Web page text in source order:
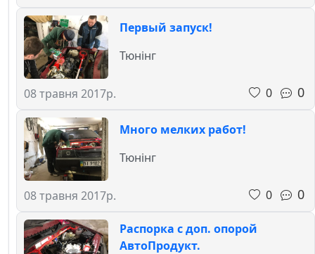
Первый запуск!
08 травня 2017р.
Тюнінг
0 0
Много мелких работ!
08 травня 2017р.
Тюнінг
0 0
Распорка с доп. опорой
АвтоПродукт.